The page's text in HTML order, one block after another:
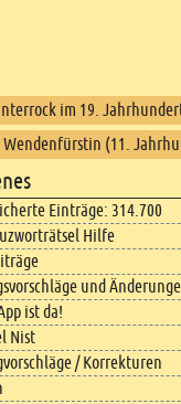
im 19.
Wendenfürstin (11.
Einträge: 314.700
Hilfe
und
ist da!
Nist
/ Korrekturen